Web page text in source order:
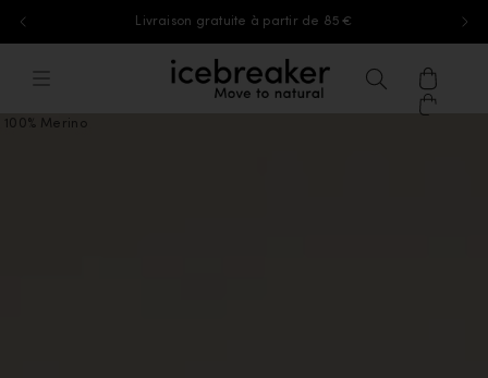
Aller au contenuLivraison gratuite à partir de 85 €
icebreaker®, accéder à la page
Recherche
Panier
100% Merino